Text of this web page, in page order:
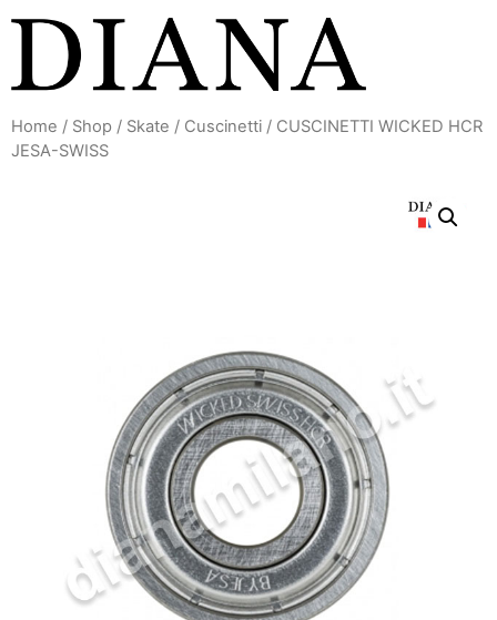
contenuto
Home / Shop / Skate / Cuscinetti / CUSCINETTI WICKED HCR
JESA-SWISS